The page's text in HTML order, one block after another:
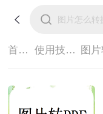
首页> 使用技巧>